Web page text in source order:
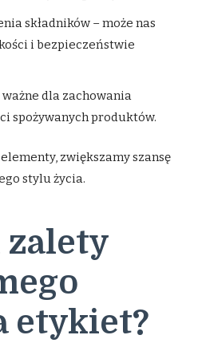
składników – może nas
i bezpieczeństwie
dla zachowania
spożywanych produktów.
zwiększamy szansę
stylu życia.
zalety
etykiet?